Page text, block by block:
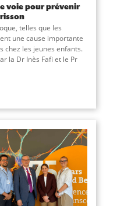
voie pour prévenir
telles que les
une cause importante
chez les jeunes enfants.
la Dr Inès Fafi et le Pr